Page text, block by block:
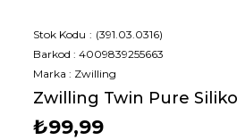
Stok Kodu
(391.03.0316)
Barkod : 4009839255663
Marka : Zwilling
Zwilling Twin Pure
₺99,99